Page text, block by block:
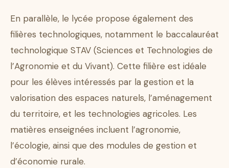
En parallèle, le lycée propose également des
filières technologiques, notamment le baccalauréat
technologique STAV (Sciences et Technologies de
l’Agronomie et du Vivant). Cette filière est idéale
pour les élèves intéressés par la gestion et la
valorisation des espaces naturels, l’aménagement
du territoire, et les technologies agricoles. Les
matières enseignées incluent l’agronomie,
l’écologie, ainsi que des modules de gestion et
d’économie rurale.